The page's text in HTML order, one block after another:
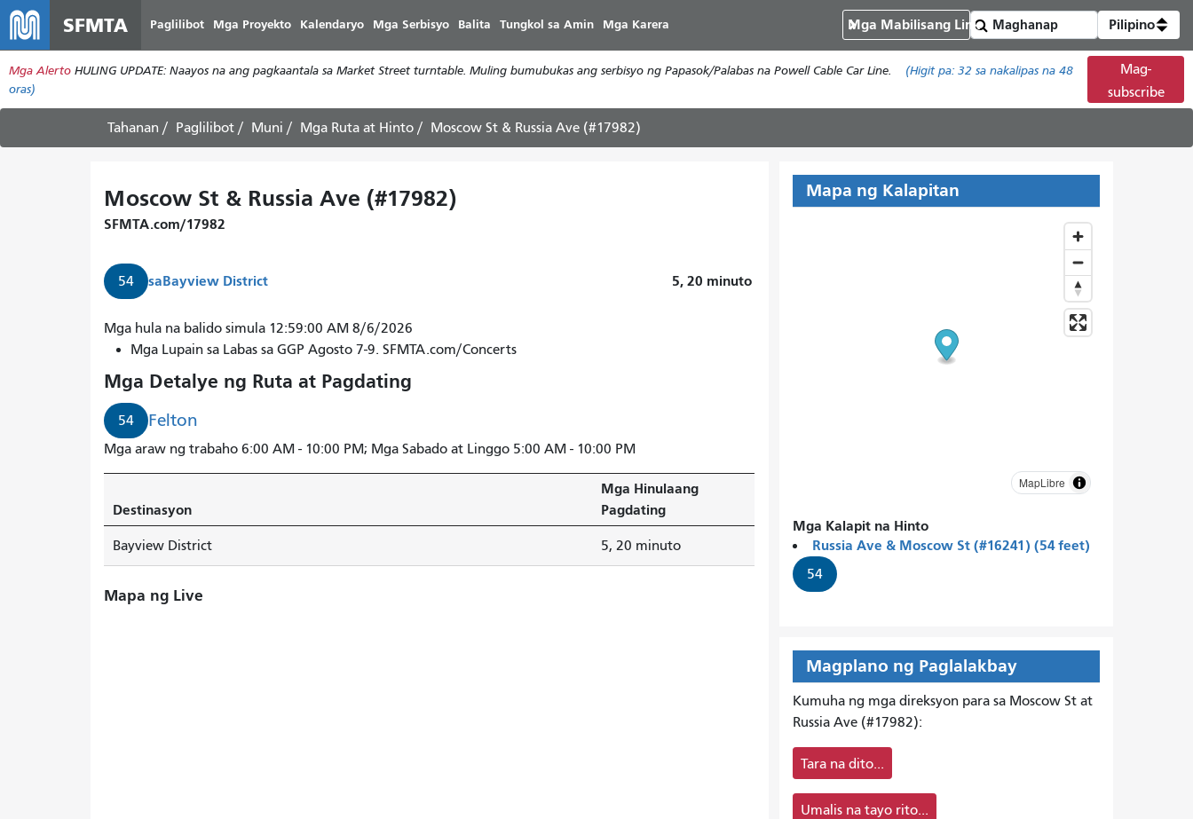
ang
pangunahing
nilalaman
SFMTA Paglilibot Mga Proyekto Kalendaryo Mga Serbisyo Balita Tungkol sa Amin Mga Karera Mga Mabilisang Link Pilipino
Mga Alerto HULING UPDATE: Naayos na ang pagkaantala sa Market Street turntable. Muling bumubukas ang serbisyo ng Papasok/Palabas na Powell Cable Car Line. (Higit pa: 32 sa nakalipas na 48
oras)
Mag-
subscribe
Tahanan Paglilibot Muni Mga Ruta at Hinto Moscow St & Russia Ave (#17982)
Moscow St & Russia Ave (#17982)
SFMTA.com/17982
54 saBayview District 5, 20 minuto
Mga hula na balido simula 12:59:00 AM 8/6/2026
Mga Lupain sa Labas sa GGP Agosto 7-9. SFMTA.com/Concerts
Mga Detalye ng Ruta at Pagdating
54 Felton
Mga araw ng trabaho 6:00 AM - 10:00 PM; Mga Sabado at Linggo 5:00 AM - 10:00 PM
Destinasyon
Mga Hinulaang
Pagdating
Bayview District 5, 20 minuto
Mapa ng Live
Mapa ng Kalapitan
MapLibre
Mga Kalapit na Hinto
Russia Ave & Moscow St (#16241) (54 feet)
54
Magplano ng Paglalakbay
Kumuha ng mga direksyon para sa Moscow St at
Russia Ave (#17982):
Tara na dito...
Umalis na tayo rito...